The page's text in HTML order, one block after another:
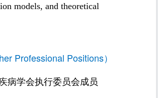
models, and theoretical
Professional Positions）
病学会执行委员会成员